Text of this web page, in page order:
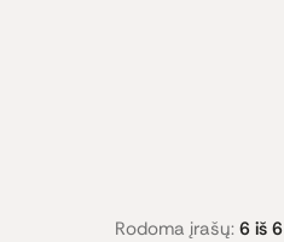
Rodoma įrašų: 6 iš 6